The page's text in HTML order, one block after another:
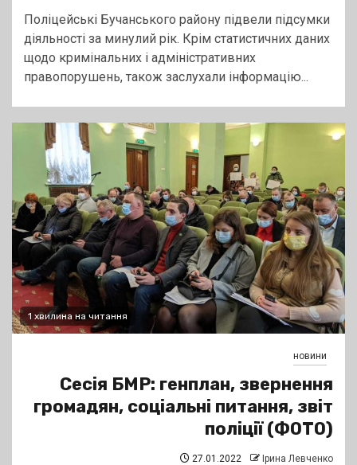
Поліцейські Бучанського району підвели підсумки
діяльності за минулий рік. Крім статистичних даних
щодо кримінальних і адміністративних
правопорушень, також заслухали інформацію...
1 хвилина на читання
новини
Сесія БМР: генплан, звернення
громадян, соціальні питання, звіт
поліції (ФОТО)
27.01.2022 Ірина Левченко